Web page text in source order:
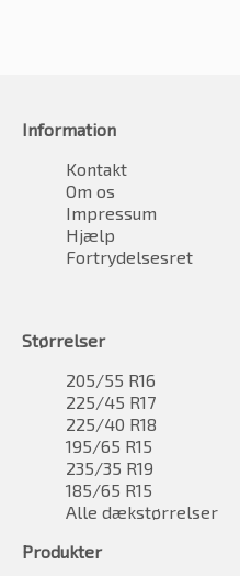
Information
Kontakt
Om os
Impressum
Hjælp
Fortrydelsesret
Størrelser
205/55 R16
225/45 R17
225/40 R18
195/65 R15
235/35 R19
185/65 R15
Alle dækstørrelser
Produkter